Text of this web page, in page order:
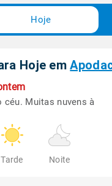
Hoje
Hoje em
Muitas nuvens à
Tarde Noite